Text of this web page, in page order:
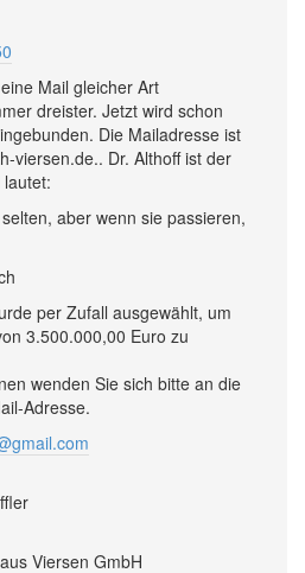
Mail gleicher Art
dreister. Jetzt wird schon
Die Mailadresse ist
viersen.de.. Dr. Althoff ist der
aber wenn sie passieren,
per Zufall ausgewählt, um
3.500.000,00 Euro zu
wenden Sie sich bitte an die
Adresse.
Viersen GmbH